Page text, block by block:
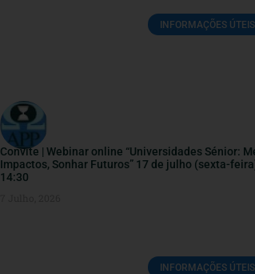
INFORMAÇÕES ÚTEIS
Convite | Webinar online “Universidades Sénior:
Impactos, Sonhar Futuros” 17 de julho (sexta-
14:30
INFORMAÇÕES ÚTEIS